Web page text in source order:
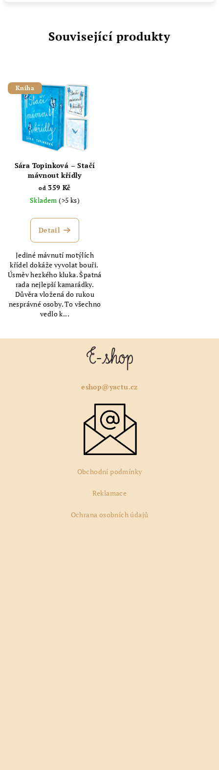
Související produkty
Kniha
Sára Topinková – Stačí
mávnout křídly
od 359 Kč
Skladem(>5 ks)
Detail
Jediné mávnutí motýlích
křídel dokáže vyvolat bouři.
Úsměv hezkého kluka. Špatná
rada nejlepší kamarádky.
Důvěra vložená do rukou
nesprávné osoby. To všechno
vedlo k...
eshop@yactu.cz
Obchodní podmínky
Reklamace
Ochrana osobních údajů